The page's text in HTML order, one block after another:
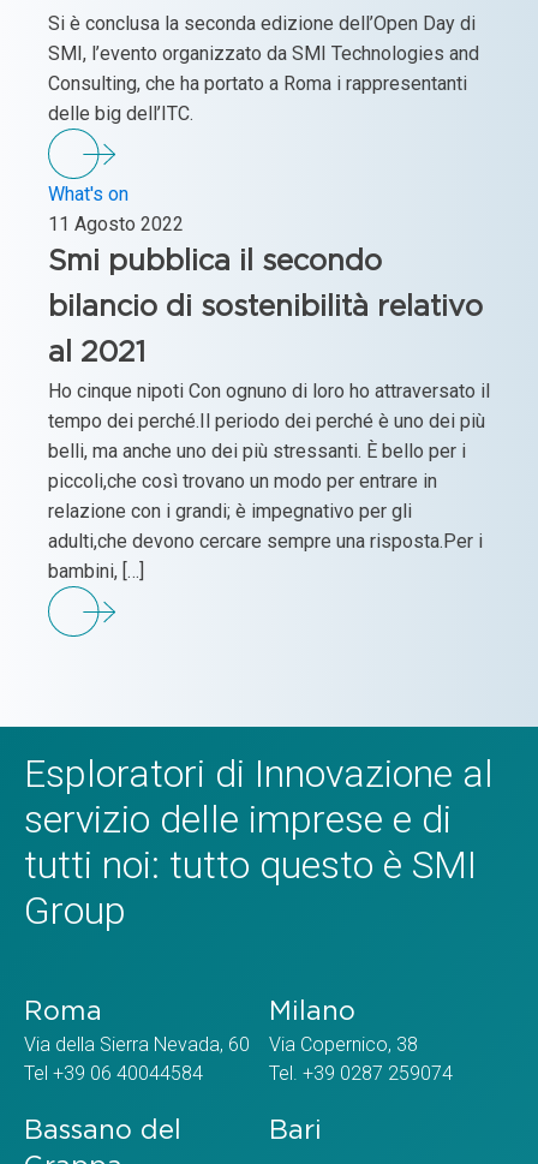
Si è conclusa la seconda edizione dell’Open Day di
SMI, l’evento organizzato da SMI Technologies and
Consulting, che ha portato a Roma i rappresentanti
delle big dell’ITC.
What's on
11 Agosto 2022
Smi pubblica il secondo
bilancio di sostenibilità relativo
al 2021
Ho cinque nipoti Con ognuno di loro ho attraversato il
tempo dei perché.Il periodo dei perché è uno dei più
belli, ma anche uno dei più stressanti. È bello per i
piccoli,che così trovano un modo per entrare in
relazione con i grandi; è impegnativo per gli
adulti,che devono cercare sempre una risposta.Per i
bambini, […]
Esploratori di Innovazione al
servizio delle imprese e di
tutti noi: tutto questo è SMI
Group
Roma
Via della Sierra Nevada, 60
Tel +39 06 40044584
Milano
Via Copernico, 38
Tel. +39 0287 259074
Bassano del
Bari